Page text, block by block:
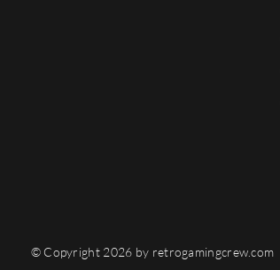
© Copyright 2026 by retrogamingcrew.com